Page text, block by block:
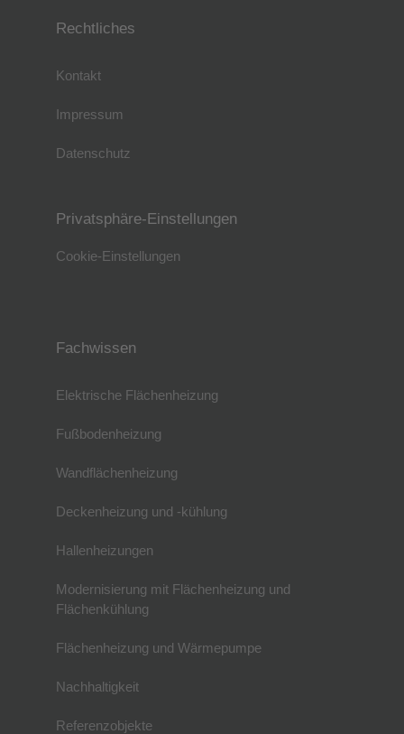
Rechtliches
Kontakt
Impressum
Datenschutz
Privatsphäre-Einstellungen
Cookie-Einstellungen
Fachwissen
Elektrische Flächenheizung
Fußbodenheizung
Wandflächenheizung
Deckenheizung und -kühlung
Hallenheizungen
Modernisierung mit Flächenheizung und
Flächenkühlung
Flächenheizung und Wärmepumpe
Nachhaltigkeit
Referenzobjekte